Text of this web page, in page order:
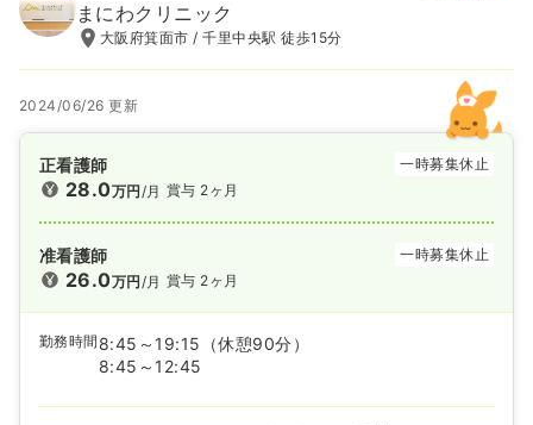
まにわクリニック
大阪府箕面市 / 千里中央駅 徒歩15分
2024/06/26 更新
正看護師 一時募集休止
28.0万円/月 賞与 2ヶ月
准看護師 一時募集休止
26.0万円/月 賞与 2ヶ月
勤務時間 8:45～19:15
（休憩90分）
8:45～12:45